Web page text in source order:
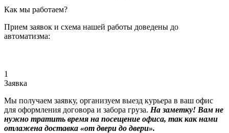
Как мы работаем?
Прием заявок и схема нашей работы доведены до
автоматизма:
1
Заявка
Мы получаем заявку, организуем выезд курьера в ваш офис
для оформления договора и забора груза. На заметку! Вам не
нужно тратить время на посещение офиса, так как нами
отлажена доставка «от двери до двери».